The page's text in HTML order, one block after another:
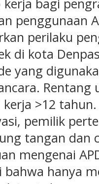
penggunaan
perilaku
di kota
yang
>12
pemilik
tangan dan
mengenai
hanya